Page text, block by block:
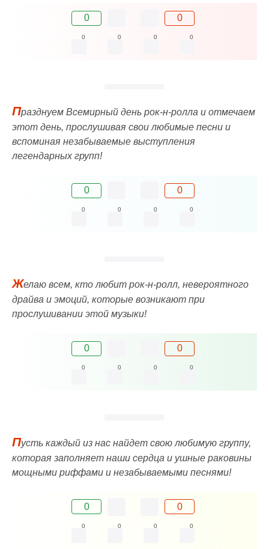
0 0
0 0 0 0
Празднуем Всемирный день рок-н-ролла и отмечаем
этот день, прослушивая свои любимые песни и
вспоминая незабываемые выступления
легендарных групп!
0 0
0 0 0 0
Желаю всем, кто любит рок-н-ролл, невероятного
драйва и эмоций, которые возникают при
прослушивании этой музыки!
0 0
0 0 0 0
Пусть каждый из нас найдет свою любимую группу,
которая заполняет наши сердца и ушные раковины
мощными риффами и незабываемыми песнями!
0 0
0 0 0 0